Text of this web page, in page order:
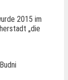
2015 im
„die